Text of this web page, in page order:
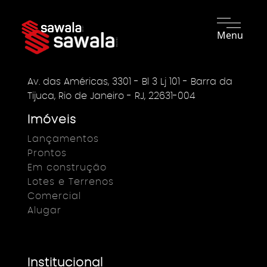
Menu
Av. das Américas, 3301 - Bl 3 Lj 101 - Barra da
Tijuca, Rio de Janeiro - RJ, 22631-004
Imóveis
Lançamentos
Prontos
Em construção
Lotes e Terrenos
Comercial
Alugar
Institucional